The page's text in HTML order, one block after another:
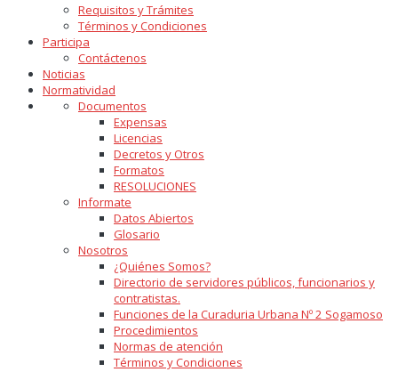
Requisitos y Trámites
Términos y Condiciones
Participa
Contáctenos
Noticias
Normatividad
Documentos
Expensas
Licencias
Decretos y Otros
Formatos
RESOLUCIONES
Informate
Datos Abiertos
Glosario
Nosotros
¿Quiénes Somos?
Directorio de servidores públicos, funcionarios y
contratistas.
Funciones de la Curaduria Urbana Nº 2 Sogamoso
Procedimientos
Normas de atención
Términos y Condiciones